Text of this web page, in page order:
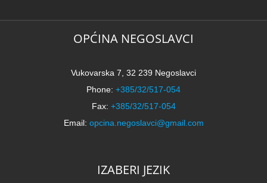
OPĆINA NEGOSLAVCI
Vukovarska 7, 32 239 Negoslavci
Phone: +385/32/517-054
Fax: +385/32/517-054
Email: opcina.negoslavci@gmail.com
IZABERI JEZIK